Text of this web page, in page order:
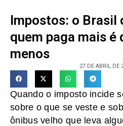
Impostos: o Brasil
quem paga mais é
menos
27 DE ABRIL DE
Quando o imposto incide
sobre o que se veste e
ônibus velho que leva